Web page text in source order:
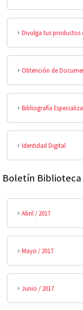
Divulga tus productos
Obtención de
Bibliografía
Identidad Digital
Boletín Biblioteca
Abril / 2017
Mayo / 2017
Junio / 2017